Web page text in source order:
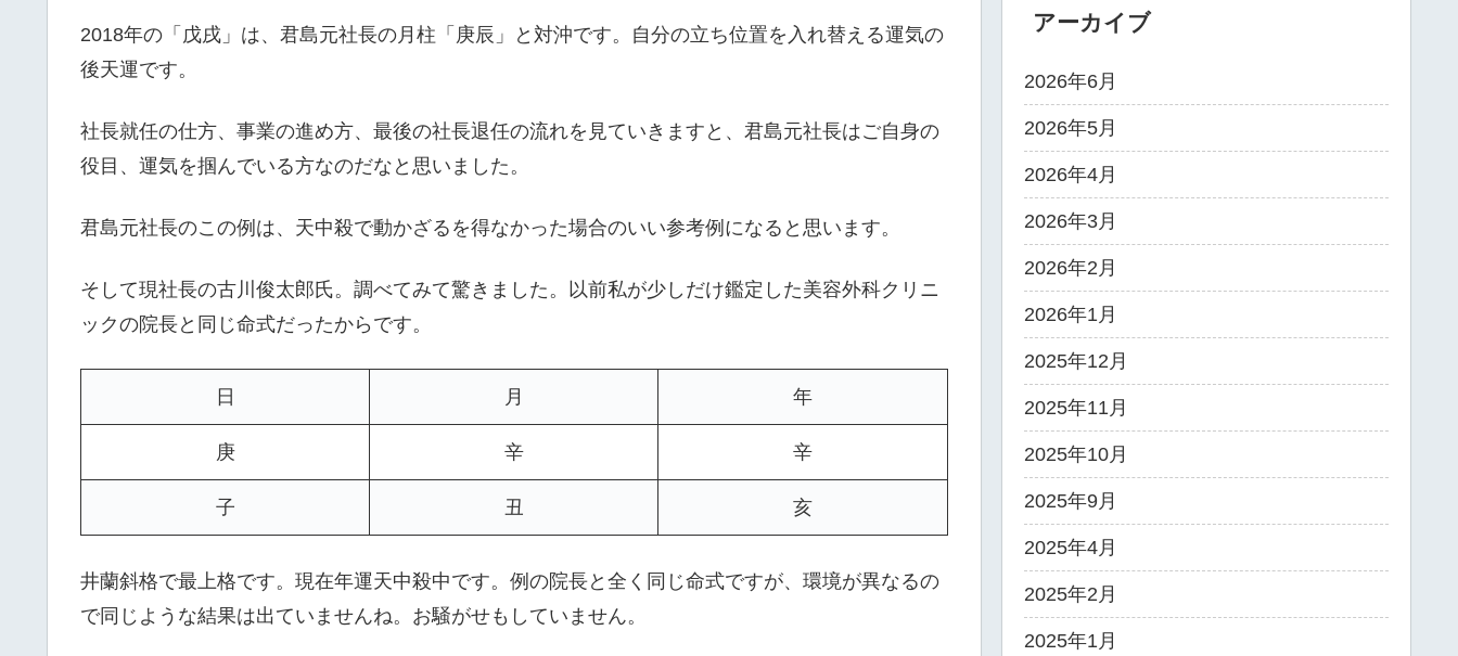
2018年の「戊戌」は、君島元社長の月柱「庚辰」と対沖です。自分の立ち位置を入れ替える運気の
後天運です。
社長就任の仕方、事業の進め方、最後の社長退任の流れを見ていきますと、君島元社長はご自身の
役目、運気を掴んでいる方なのだなと思いました。
君島元社長のこの例は、天中殺で動かざるを得なかった場合のいい参考例になると思います。
そして現社長の古川俊太郎氏。調べてみて驚きました。以前私が少しだけ鑑定した美容外科クリニ
ックの院長と同じ命式だったからです。
日 月 年
庚 辛 辛
子 丑 亥
井蘭斜格で最上格です。現在年運天中殺中です。例の院長と全く同じ命式ですが、環境が異なるの
で同じような結果は出ていませんね。お騒がせもしていません。
アーカイブ
2026年6月
2026年5月
2026年4月
2026年3月
2026年2月
2026年1月
2025年12月
2025年11月
2025年10月
2025年9月
2025年4月
2025年2月
2025年1月